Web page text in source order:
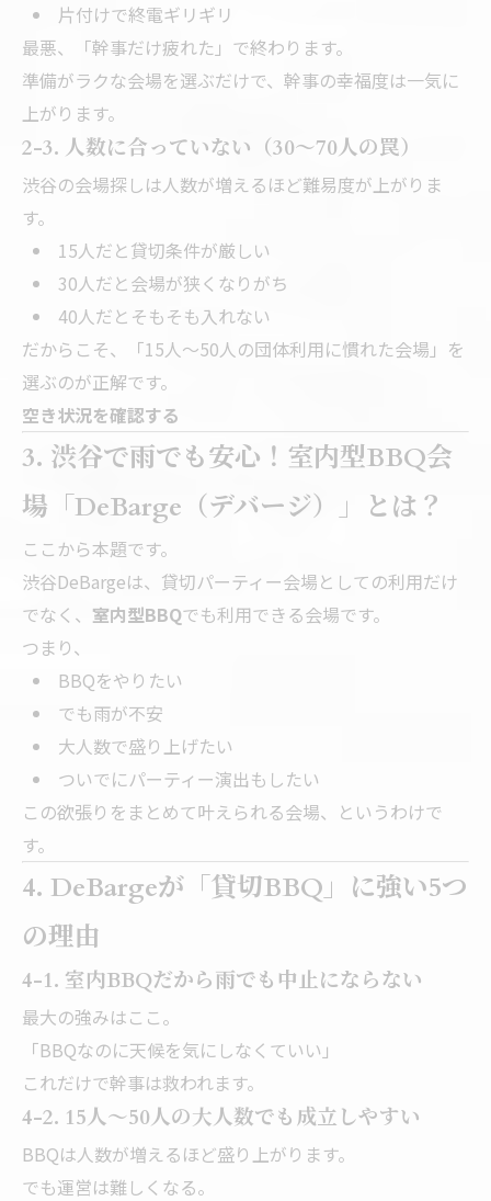
片付けで終電ギリギリ
最悪、「幹事だけ疲れた」で終わります。
準備がラクな会場を選ぶだけで、幹事の幸福度は一気に
上がります。
2-3. 人数に合っていない（30〜70人の罠）
渋谷の会場探しは人数が増えるほど難易度が上がりま
す。
15人だと貸切条件が厳しい
30人だと会場が狭くなりがち
40人だとそもそも入れない
だからこそ、「15人〜50人の団体利用に慣れた会場」を
選ぶのが正解です。
空き状況を確認する
3. 渋谷で雨でも安心！室内型BBQ会
場「DeBarge（デバージ）」とは？
ここから本題です。
渋谷DeBargeは、貸切パーティー会場としての利用だけ
でなく、 室内型BBQでも利用できる会場です。
つまり、
BBQをやりたい
でも雨が不安
大人数で盛り上げたい
ついでにパーティー演出もしたい
この欲張りをまとめて叶えられる会場、というわけで
す。
4. DeBargeが「貸切BBQ」に強い5つ
の理由
4-1. 室内BBQだから雨でも中止にならない
最大の強みはここ。
「BBQなのに天候を気にしなくていい」
これだけで幹事は救われます。
4-2. 15人〜50人の大人数でも成立しやすい
BBQは人数が増えるほど盛り上がります。
でも運営は難しくなる。